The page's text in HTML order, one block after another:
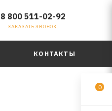
8 800 511-02-92
ЗАКАЗАТЬ ЗВОНОК
КОНТАКТЫ
0